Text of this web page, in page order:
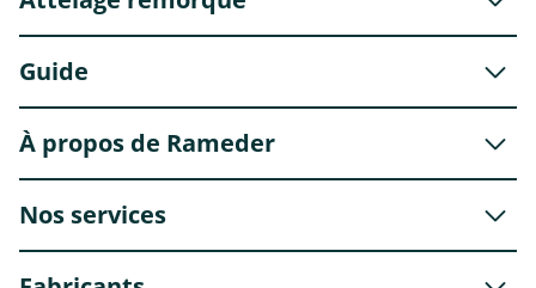
Guide
À propos de Rameder
Nos services